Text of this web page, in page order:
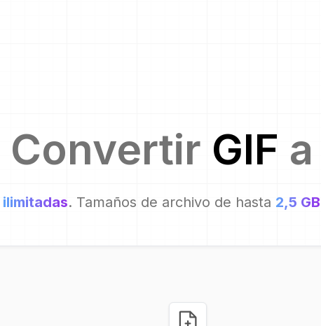
Convertir GIF a
ilimitadas. Tamaños de archivo de hasta 2,5 GB